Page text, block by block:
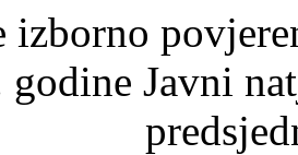
izborno
godine Javni